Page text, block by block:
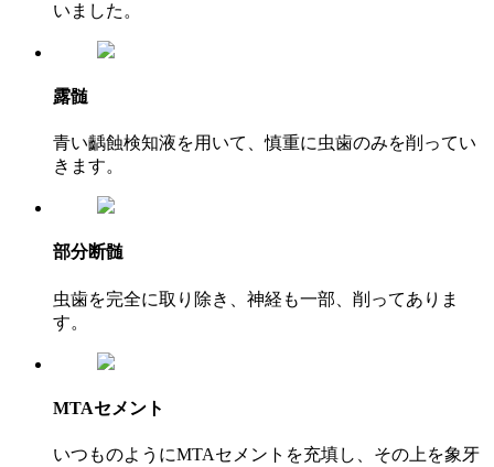
いました。
露髄
青い齲蝕検知液を用いて、慎重に虫歯のみを削ってい
きます。
部分断髄
虫歯を完全に取り除き、神経も一部、削ってありま
す。
MTAセメント
いつものようにMTAセメントを充填し、その上を象牙